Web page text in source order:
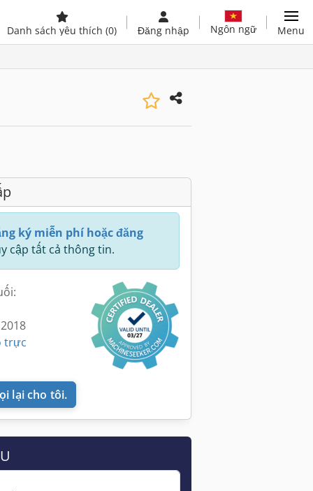
Danh sách yêu thích (0) Đăng nhập Ngôn ngữ Menu
ký miễn phí hoặc đăng
cập tất cả thông tin.
trực
lại cho tôi.